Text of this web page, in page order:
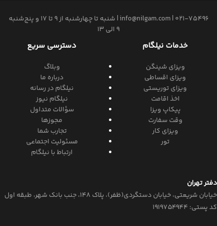
021-75496
|
info@nilgam.com
| شنبه تا چهارشنبه از 9 تا 17 و پنج‌شنبه
9 الی 13
خدمات نیلگام
ویزای شینگن
ویزای اقساطی
ویزای توریستی
اخذ اقامت
پیکاپ ویزا
وقت سفارت
ویزای کار
تور
دسترسی سریع
وبلاگ
درباره ما
نیلگام در رسانه
نیلگام نیوز
سؤالات متداول
مجوزها
تجارب شما
مسئولیت اجتماعی
ارتباط با نیلگام
دفتر تهران
خیابان‌ شریعتی، خیابان‌ دستگردی(ظفر)، پلاک 148، جنب بانک شهر، طبقه اول
کد پستی: ۱۹۱۹۷۵۴۹۴۴